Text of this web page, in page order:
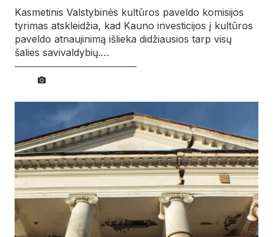
Kasmetinis Valstybinės kultūros paveldo komisijos
tyrimas atskleidžia, kad Kauno investicijos į kultūros
paveldo atnaujinimą išlieka didžiausios tarp visų
šalies savivaldybių.…